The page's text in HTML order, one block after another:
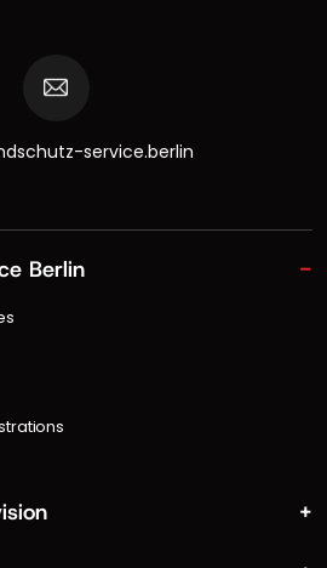
service.berlin
Berlin −
+